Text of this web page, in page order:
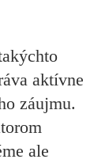
aktívne
záujmu.
ale